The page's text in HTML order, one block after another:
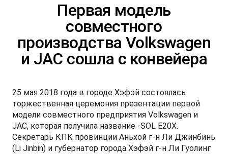
МОДЕЛИ
JS3 Кроссовер
от 1 484 000 ₽*
ПОКУПАТЕЛЯМ
Спецпредложения
Видеообзоры модельного ряда JAC
ВЛАДЕЛЬЦАМ
Записаться на сервис
Полезная информация
О КОМПАНИИ
Новости
Блог
Первая модель
совместного
производства Volkswagen
и JAC сошла с конвейера
25 мая 2018 года в городе Хэфэй состоялась
торжественная церемония презентации первой
модели совместного предприятия Volkswagen и
JAC, которая получила название -SOL E20X.
Секретарь КПК провинции Аньхой г-н Ли Джинбинь
(Li Jinbin) и губернатор города Хэфэй г-н Ли Гуолинг